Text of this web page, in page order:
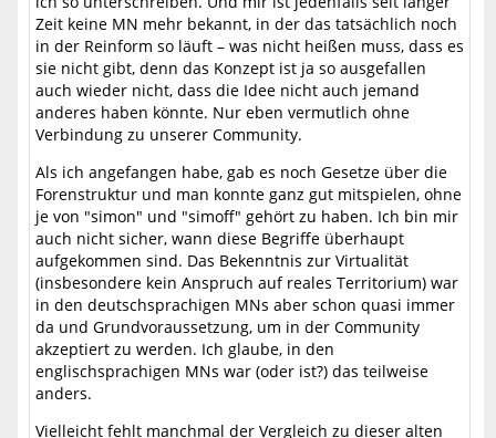
Zeit keine MN mehr bekannt, in der das tatsächlich noch
in der Reinform so läuft – was nicht heißen muss, dass es
sie nicht gibt, denn das Konzept ist ja so ausgefallen
auch wieder nicht, dass die Idee nicht auch jemand
anderes haben könnte. Nur eben vermutlich ohne
Verbindung zu unserer Community.
Als ich angefangen habe, gab es noch Gesetze über die
Forenstruktur und man konnte ganz gut mitspielen, ohne
je von "simon" und "simoff" gehört zu haben. Ich bin mir
auch nicht sicher, wann diese Begriffe überhaupt
aufgekommen sind. Das Bekenntnis zur Virtualität
(insbesondere kein Anspruch auf reales Territorium) war
in den deutschsprachigen MNs aber schon quasi immer
da und Grundvoraussetzung, um in der Community
akzeptiert zu werden. Ich glaube, in den
englischsprachigen MNs war (oder ist?) das teilweise
anders.
Vielleicht fehlt manchmal der Vergleich zu dieser alten